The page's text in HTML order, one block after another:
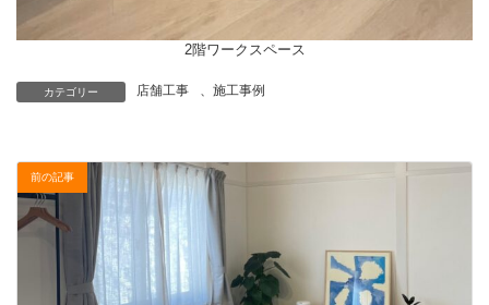
2階ワークスペース
カテゴリー 店舗工事 、 施工事例
前の記事